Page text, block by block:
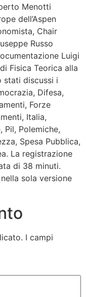
Menotti
dell’Aspen
Chair
Russo
Luigi
Fisica Teorica alla
stati discussi i
Difesa,
Forze
Italia,
Pil, Polemiche,
Spesa Pubblica,
La registrazione
di 38 minuti.
sola versione
I campi